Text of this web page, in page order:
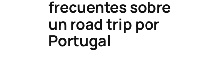
frecuentes sobre
un road trip por
Portugal